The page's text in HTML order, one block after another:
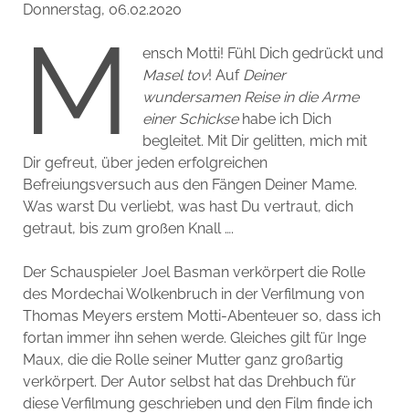
Donnerstag, 06.02.2020
M
ensch Motti! Fühl Dich gedrückt und
Masel tov! Auf Deiner
wundersamen Reise in die Arme
einer Schicksehabe ich Dich
begleitet. Mit Dir gelitten, mich mit
Dir gefreut, über jeden erfolgreichen
Befreiungsversuch aus den Fängen Deiner Mame.
Was warst Du verliebt, was hast Du vertraut, dich
getraut, bis zum großen Knall ….
Der Schauspieler Joel Basman verkörpert die Rolle
des Mordechai Wolkenbruch in der Verfilmung von
Thomas Meyers erstem Motti-Abenteuer so, dass ich
fortan immer ihn sehen werde. Gleiches gilt für Inge
Maux, die die Rolle seiner Mutter ganz großartig
verkörpert. Der Autor selbst hat das Drehbuch für
diese Verfilmung geschrieben und den Film finde ich